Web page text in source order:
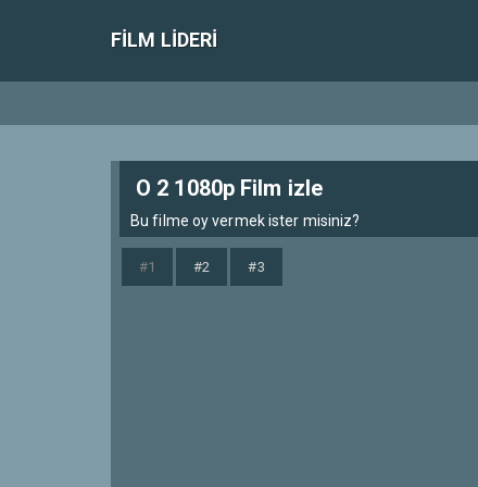
FILM LIDERI
O 2 1080p Film izle
Bu filme oy vermek ister misiniz?
#1 #2 #3